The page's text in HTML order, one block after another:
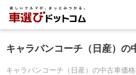
キャラバンコーチ（日産）の
キャラバンコーチ（日産）の中古車価